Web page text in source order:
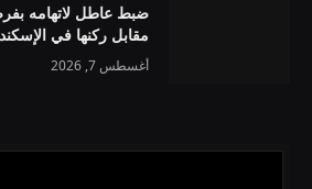
ضبط عاطل لاتهامه
مقابل ركنها في
أغسطس 7, 2026